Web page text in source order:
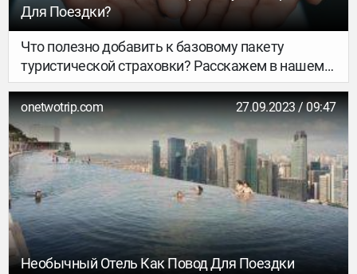
вариант вы ни выбрали, эти дни обязательно
останутся в вашей памяти.
Для Поездки?
Что полезно добавить к базовому пакету
туристической страховки? Расскажем в нашем
материале.
onetwotrip.com 27.09.2023 / 09:47
Необычный Отель Как Повод Для Поездки